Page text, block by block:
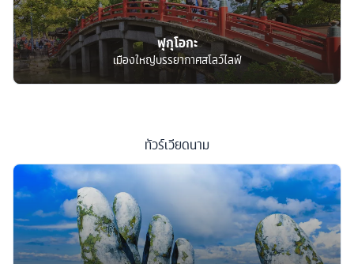
ฟุกุโอกะ
เมืองใหญ่บรรยากาศสโลว์ไลฟ์
ทัวร์เวียดนาม